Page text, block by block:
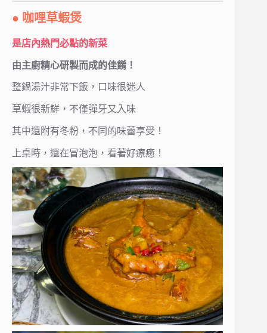
● 咖哩草蝦煲
是店內熱門必點的新菜
由主廚精心研製而成的佳餚！
整鍋湯汁非常下飯，口味很迷人
草蝦很新鮮，不僅彈牙又入味
其中還附有冬粉，不同的味蕾享受！
上桌時，還在冒泡泡，看著好療癒！